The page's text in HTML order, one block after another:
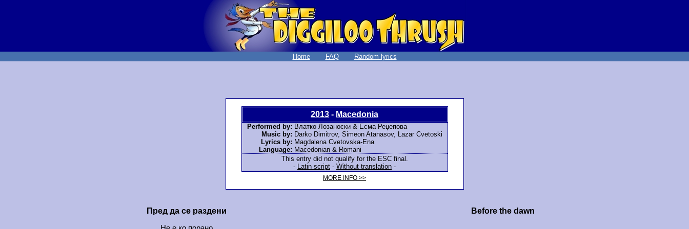
Home FAQ Random lyrics
2013 - Macedonia
Performed by: Влатко Лозаноски & Есма Реџепова
Music by: Darko Dimitrov, Simeon Atanasov, Lazar Cvetoski
Lyrics by: Magdalena Cvetovska-Ena
Language: Macedonian & Romani
This entry did not qualify for the ESC final.
-
Latin script - Without translation -
MORE INFO >>
Пред да се раздени Before the dawn